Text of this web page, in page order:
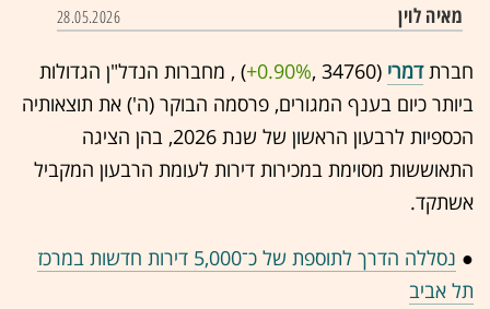
מאיה לוין 28.05.2026
חברתדמרי (34760 ,‎
+0.90%‏) , מחברות הנדל"ן הגדולות
ביותר כיום בענף המגורים, פרסמה הבוקר (ה') את תוצאותיה
הכספיות לרבעון הראשון של שנת 2026, בהן הציגה
התאוששות מסוימת במכירות דירות לעומת הרבעון המקביל
אשתקד.
●
נסללה הדרך לתוספת של כ־5,000 דירות חדשות במרכז
תל אביב